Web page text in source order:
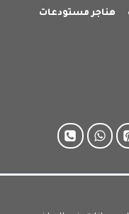
هناجر مستودعات